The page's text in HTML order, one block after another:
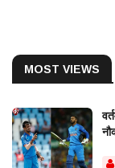
MOST VIEWS